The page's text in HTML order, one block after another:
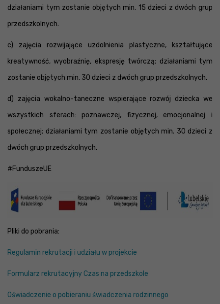
działaniami tym zostanie objętych min. 15 dzieci z dwóch grup
przedszkolnych.
c) zajęcia rozwijające uzdolnienia plastyczne, kształtujące
kreatywność, wyobraźnię, ekspresję twórczą; działaniami tym
zostanie objętych min. 30 dzieci z dwóch grup przedszkolnych.
d) zajęcia wokalno-taneczne wspierające rozwój dziecka we
wszystkich sferach: poznawczej, fizycznej, emocjonalnej i
społecznej; działaniami tym zostanie objętych min. 30 dzieci z
dwóch grup przedszkolnych.
#FunduszeUE
Pliki do pobrania:
Regulamin rekrutacji i udziału w projekcie
Formularz rekrutacyjny Czas na przedszkole
Oświadczenie o pobieraniu świadczenia rodzinnego